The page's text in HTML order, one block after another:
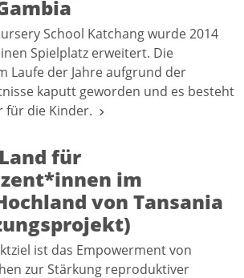
School Katchang wurde 2014
Spielplatz erweitert. Die
Laufe der Jahre aufgrund der
kaputt geworden und es besteht
für die Kinder.
für
im
von Tansania
ist das Empowerment von
zur Stärkung reproduktiver